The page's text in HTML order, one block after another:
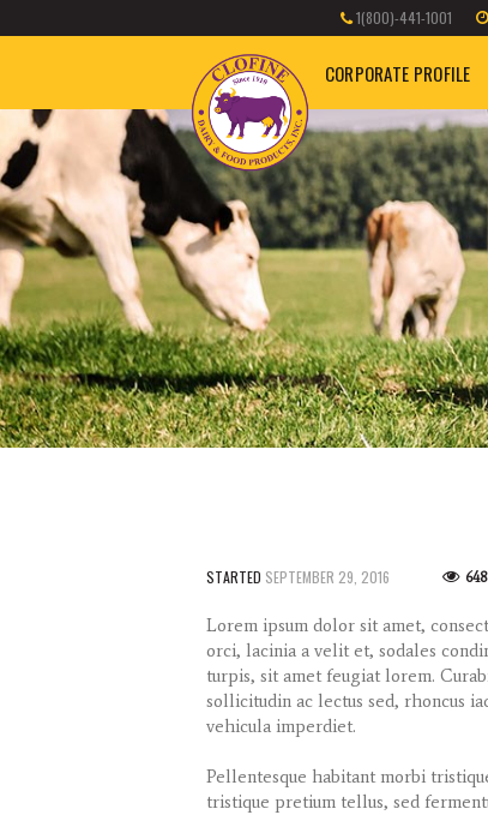
1(800)-441-1001
CORPORATE PROFILE
STARTED SEPTEMBER 29, 2016 648
Lorem ipsum dolor sit amet,
orci, lacinia a velit et, sodales
turpis, sit amet feugiat lorem.
sollicitudin ac lectus sed, rhoncus
vehicula imperdiet.
Pellentesque habitant morbi
tristique pretium tellus, sed